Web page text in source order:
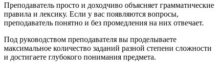
Преподаватель просто и доходчиво объясняет грамматические
правила и лексику. Если у вас появляются вопросы,
преподаватель понятно и без промедления на них отвечает.
Под руководством преподавателя вы проделываете
максимальное количество заданий разной степени сложности
и достигаете глубокого понимания предмета.